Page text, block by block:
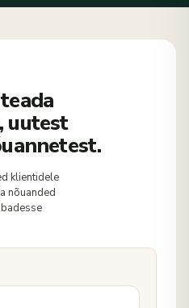
uutest
klientidele
nõuanded